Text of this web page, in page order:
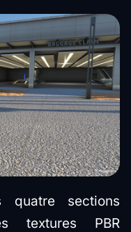
quatre sections
textures PBR